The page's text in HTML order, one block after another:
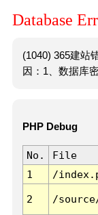
Database
(1040) 365建站
因：1、数据库
PHP Debug
No. File
1
/
2 /